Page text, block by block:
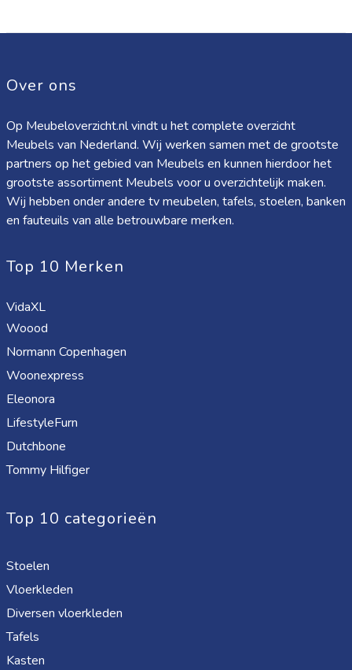
Over ons
Op Meubeloverzicht.nl vindt u het complete overzicht
Meubels van Nederland. Wij werken samen met de grootste
partners op het gebied van Meubels en kunnen hierdoor het
grootste assortiment Meubels voor u overzichtelijk maken.
Wij hebben onder andere tv meubelen, tafels, stoelen, banken
en fauteuils van alle betrouwbare merken.
Top 10 Merken
VidaXL
Woood
Normann Copenhagen
Woonexpress
Eleonora
LifestyleFurn
Dutchbone
Tommy Hilfiger
Top 10 categorieën
Stoelen
Vloerkleden
Diversen vloerkleden
Tafels
Kasten